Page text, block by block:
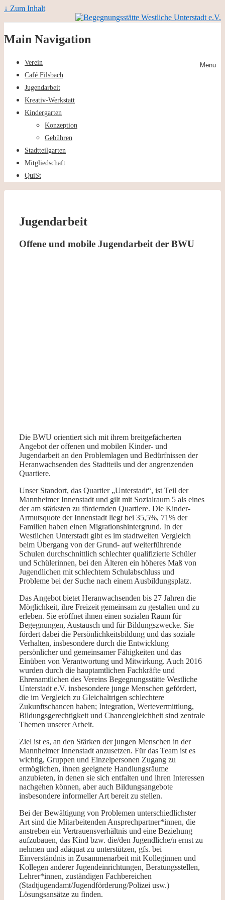
↓ Zum Inhalt
Main Navigation
Menu
Verein
Café Filsbach
Jugendarbeit
Kreativ-Werkstatt
Kindergarten
Konzeption
Gebühren
Stadtteilgarten
Mitgliedschaft
QuiSt
Jugendarbeit
Offene und mobile Jugendarbeit der BWU
Die BWU orientiert sich mit ihrem breitgefächerten
Angebot der offenen und mobilen Kinder- und
Jugendarbeit an den Problemlagen und Bedürfnissen der
Heranwachsenden des Stadtteils und der angrenzenden
Quartiere.
Unser Standort, das Quartier „Unterstadt“, ist Teil der
Mannheimer Innenstadt und gilt mit Sozialraum 5 als eines
der am stärksten zu fördernden Quartiere. Die Kinder-
Armutsquote der Innenstadt liegt bei 35,5%, 71% der
Familien haben einen Migrationshintergrund. In der
Westlichen Unterstadt gibt es im stadtweiten Vergleich
beim Übergang von der Grund- auf weiterführende
Schulen durchschnittlich schlechter qualifizierte Schüler
und Schülerinnen, bei den Älteren ein höheres Maß von
Jugendlichen mit schlechtem Schulabschluss und
Probleme bei der Suche nach einem Ausbildungsplatz.
Das Angebot bietet Heranwachsenden bis 27 Jahren die
Möglichkeit, ihre Freizeit gemeinsam zu gestalten und zu
erleben. Sie eröffnet ihnen einen sozialen Raum für
Begegnungen, Austausch und für Bildungszwecke. Sie
fördert dabei die Persönlichkeitsbildung und das soziale
Verhalten, insbesondere durch die Entwicklung
persönlicher und gemeinsamer Fähigkeiten und das
Einüben von Verantwortung und Mitwirkung. Auch 2016
wurden durch die hauptamtlichen Fachkräfte und
Ehrenamtlichen des Vereins Begegnungsstätte Westliche
Unterstadt e.V. insbesondere junge Menschen gefördert,
die im Vergleich zu Gleichaltrigen schlechtere
Zukunftschancen haben; Integration, Wertevermittlung,
Bildungsgerechtigkeit und Chancengleichheit sind zentrale
Themen unserer Arbeit.
Ziel ist es, an den Stärken der jungen Menschen in der
Mannheimer Innenstadt anzusetzen. Für das Team ist es
wichtig, Gruppen und Einzelpersonen Zugang zu
ermöglichen, ihnen geeignete Handlungsräume
anzubieten, in denen sie sich entfalten und ihren Interessen
nachgehen können, aber auch Bildungsangebote
insbesondere informeller Art bereit zu stellen.
Bei der Bewältigung von Problemen unterschiedlichster
Art sind die Mitarbeitenden Ansprechpartner*innen, die
anstreben ein Vertrauensverhältnis und eine Beziehung
aufzubauen, das Kind bzw. die/den Jugendliche/n ernst zu
nehmen und adäquat zu unterstützen, gfs. bei
Einverständnis in Zusammenarbeit mit Kolleginnen und
Kollegen anderer Jugendeinrichtungen, Beratungsstellen,
Lehrer*innen, zuständigen Fachbereichen
(Stadtjugendamt/Jugendförderung/Polizei usw.)
Lösungsansätze zu finden.